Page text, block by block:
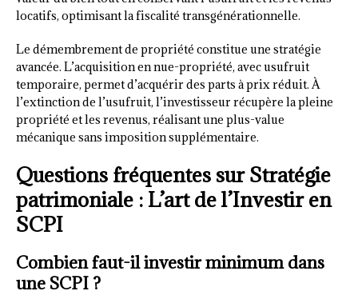
locatifs, optimisant la fiscalité transgénérationnelle.
Le démembrement de propriété constitue une stratégie
avancée. L’acquisition en nue-propriété, avec usufruit
temporaire, permet d’acquérir des parts à prix réduit. À
l’extinction de l’usufruit, l’investisseur récupère la pleine
propriété et les revenus, réalisant une plus-value
mécanique sans imposition supplémentaire.
Questions fréquentes sur Stratégie
patrimoniale : L’art de l’Investir en
SCPI
Combien faut-il investir minimum dans
une SCPI ?